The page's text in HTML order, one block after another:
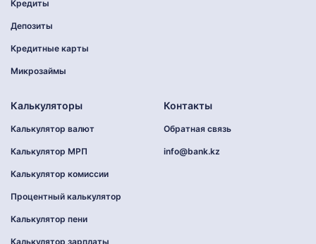
Кредиты
Депозиты
Кредитные карты
Микрозаймы
Калькуляторы
Калькулятор валют
Калькулятор МРП
Калькулятор комиссии
Процентный калькулятор
Калькулятор пени
Калькулятор зарплаты
Контакты
Обратная связь
info@bank.kz